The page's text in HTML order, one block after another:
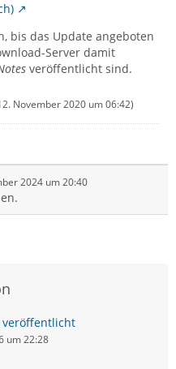
bis das Update angeboten
Server damit
veröffentlicht sind.
November 2020 um 06:42)
2024 um 20:40
veröffentlicht
um 22:28